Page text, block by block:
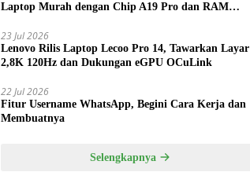
Laptop Murah dengan Chip A19 Pro dan RAM
23 Jul 2026
Lenovo Rilis Laptop Lecoo Pro 14, Tawarkan Layar
2,8K 120Hz dan Dukungan eGPU OCuLink
22 Jul 2026
Fitur Username WhatsApp, Begini Cara Kerja dan
Membuatnya
Selengkapnya